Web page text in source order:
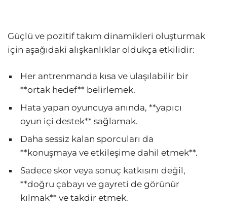
Güçlü ve pozitif takım dinamikleri oluşturmak
için aşağıdaki alışkanlıklar oldukça etkilidir:
Her antrenmanda kısa ve ulaşılabilir bir
**ortak hedef** belirlemek.
Hata yapan oyuncuya anında, **yapıcı
oyun içi destek** sağlamak.
Daha sessiz kalan sporcuları da
**konuşmaya ve etkileşime dahil etmek**.
Sadece skor veya sonuç katkısını değil,
**doğru çabayı ve gayreti de görünür
kılmak** ve takdir etmek.